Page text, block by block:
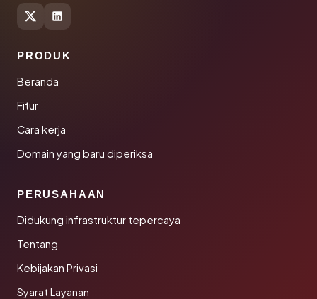
PRODUK
Beranda
Fitur
Cara kerja
Domain yang baru diperiksa
PERUSAHAAN
Didukung infrastruktur tepercaya
Tentang
Kebijakan Privasi
Syarat Layanan